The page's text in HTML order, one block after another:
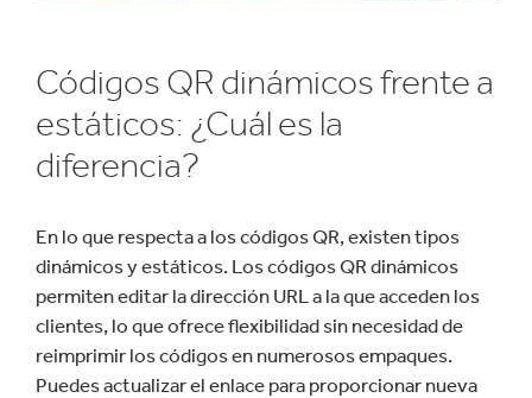
Códigos QR dinámicos frente a
estáticos: ¿Cuál es la
diferencia?
En lo que respecta a los códigos QR, existen tipos
dinámicos y estáticos. Los códigos QR dinámicos
permiten editar la dirección URL a la que acceden los
clientes, lo que ofrece flexibilidad sin necesidad de
reimprimir los códigos en numerosos empaques.
Puedes actualizar el enlace para proporcionar nueva